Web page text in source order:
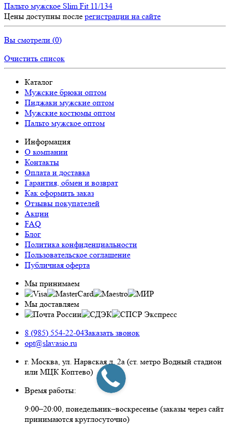
Пальто мужское Slim Fit 11/134
Цены доступны после регистрации на сайте
Вы смотрели (0)
Очистить список
Каталог
Мужские брюки оптом
Пиджаки мужские оптом
Мужские костюмы оптом
Пальто мужское оптом
Информация
О компании
Контакты
Оплата и доставка
Гарантия, обмен и возврат
Как оформить заказ
Отзывы покупателей
Акции
FAQ
Блог
Политика конфиденциальности
Пользовательское соглашение
Публичная оферта
Мы принимаем
Мы доставляем
8 (985) 554-22-04Заказать звонок
opt@slavasio.ru
г. Москва, ул. Нарвская д. 2а (ст. метро Водный стадион
или МЦК Коптево)
Время работы:
9:00–20:00, понедельник–воскресенье (заказы через сайт
принимаются круглосуточно)